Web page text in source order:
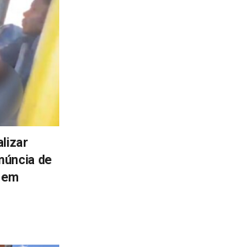
de